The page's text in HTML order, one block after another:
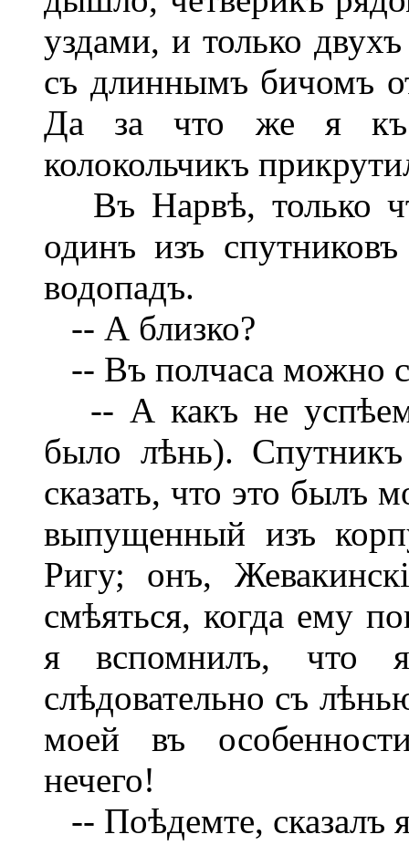
уздами, и только
съ длиннымъ бичомъ
Да за что же я къ
колокольчикъ
Въ Нарвѣ, только
одинъ изъ
водопадъ.
-- А близко?
-- Въ полчаса можно
-- А какъ не
было лѣнь).
сказать, что это былъ
выпущенный изъ
Ригу; онъ,
смѣяться, когда ему
я вспомнилъ,
слѣдовательно съ
моей въ
нечего!
-- Поѣдемте, сказалъ